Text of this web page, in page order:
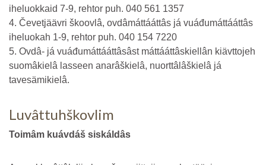
iheluokkaid 7-9, rehtor puh. 040 561 1357
4. Čevetjäävri škoovlâ, ovdâmáttááttâs já vuáđumáttááttâs
iheluokah 1-9, rehtor puh. 040 154 7220
5. Ovdâ- já vuáđumáttááttâsâst máttááttâskiellân kiävttojeh
suomâkielâ lasseen anarâškielâ, nuorttâlâškielâ já
tavesämikielâ.
Luvâttuhškovlim
Toimâm kuávdáš siskáldâs